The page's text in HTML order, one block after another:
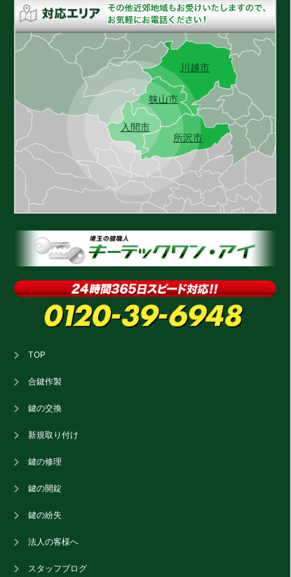
入間市
狭山市
所沢市
川越市
TOP
合鍵作製
鍵の交換
新規取り付け
鍵の修理
鍵の開錠
鍵の紛失
法人の客様へ
スタッフブログ